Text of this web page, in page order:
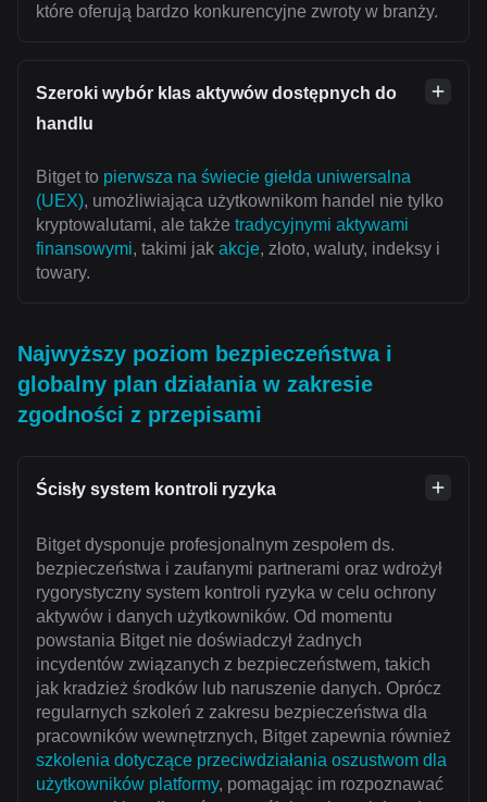
które oferują bardzo konkurencyjne zwroty w branży.
Szeroki wybór klas aktywów dostępnych do
handlu
Bitget to pierwsza na świecie giełda uniwersalna
(UEX), umożliwiająca użytkownikom handel nie tylko
kryptowalutami, ale także tradycyjnymi aktywami
finansowymi, takimi jak akcje, złoto, waluty, indeksy i
towary.
Najwyższy poziom bezpieczeństwa i
globalny plan działania w zakresie
zgodności z przepisami
Ścisły system kontroli ryzyka
Bitget dysponuje profesjonalnym zespołem ds.
bezpieczeństwa i zaufanymi partnerami oraz wdrożył
rygorystyczny system kontroli ryzyka w celu ochrony
aktywów i danych użytkowników. Od momentu
powstania Bitget nie doświadczył żadnych
incydentów związanych z bezpieczeństwem, takich
jak kradzież środków lub naruszenie danych. Oprócz
regularnych szkoleń z zakresu bezpieczeństwa dla
pracowników wewnętrznych, Bitget zapewnia również
szkolenia dotyczące przeciwdziałania oszustwom dla
użytkowników platformy, pomagając im rozpoznawać